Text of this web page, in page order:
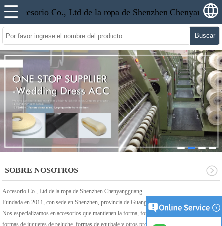
Buscar
SOBRE NOSOTROS
Accesorio Co., Ltd de la ropa de Shenzhen Chenyangguang
Fundada en 2011, con sede en Shenzhen, provincia de Guangdong en China.
Nos especializamos en accesorios que mantienen la forma, formas de vestidos de novia,
formas de juguetes de peluche, formas de equipaje y otros productos de estilo. Nuestras